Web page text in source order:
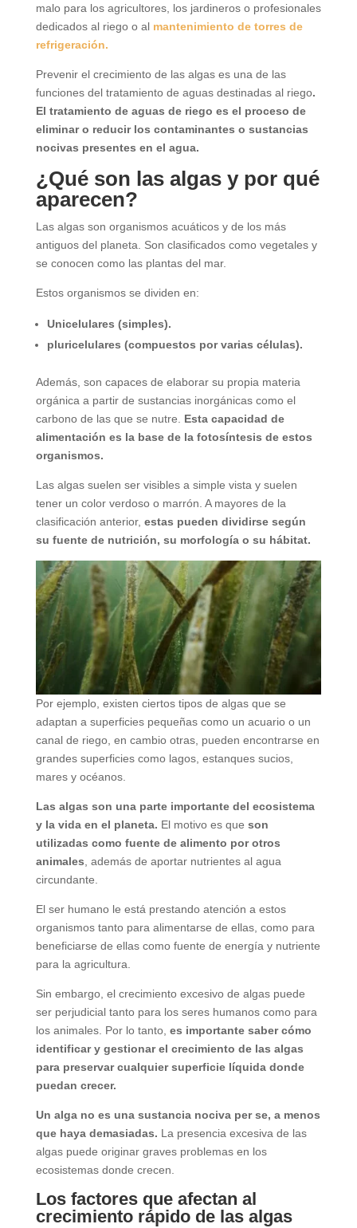
malo para los agricultores, los jardineros o profesionales
dedicados al riego o al mantenimiento de torres de
refrigeración.
Prevenir el crecimiento de las algas es una de las
funciones del tratamiento de aguas destinadas al riego.
El tratamiento de aguas de riego es el proceso de
eliminar o reducir los contaminantes o sustancias
nocivas presentes en el agua.
¿Qué son las algas y por qué
aparecen?
Las algas son organismos acuáticos y de los más
antiguos del planeta. Son clasificados como vegetales y
se conocen como las plantas del mar.
Estos organismos se dividen en:
Unicelulares (simples).
pluricelulares (compuestos por varias células).
Además, son capaces de elaborar su propia materia
orgánica a partir de sustancias inorgánicas como el
carbono de las que se nutre. Esta capacidad de
alimentación es la base de la fotosíntesis de estos
organismos.
Las algas suelen ser visibles a simple vista y suelen
tener un color verdoso o marrón. A mayores de la
clasificación anterior, estas pueden dividirse según
su fuente de nutrición, su morfología o su hábitat.
Por ejemplo, existen ciertos tipos de algas que se
adaptan a superficies pequeñas como un acuario o un
canal de riego, en cambio otras, pueden encontrarse en
grandes superficies como lagos, estanques sucios,
mares y océanos.
Las algas son una parte importante del ecosistema
y la vida en el planeta. El motivo es que son
utilizadas como fuente de alimento por otros
animales, además de aportar nutrientes al agua
circundante.
El ser humano le está prestando atención a estos
organismos tanto para alimentarse de ellas, como para
beneficiarse de ellas como fuente de energía y nutriente
para la agricultura.
Sin embargo, el crecimiento excesivo de algas puede
ser perjudicial tanto para los seres humanos como para
los animales. Por lo tanto, es importante saber cómo
identificar y gestionar el crecimiento de las algas
para preservar cualquier superficie líquida donde
puedan crecer.
Un alga no es una sustancia nociva per se, a menos
que haya demasiadas. La presencia excesiva de las
algas puede originar graves problemas en los
ecosistemas donde crecen.
Los factores que afectan al
crecimiento rápido de las algas